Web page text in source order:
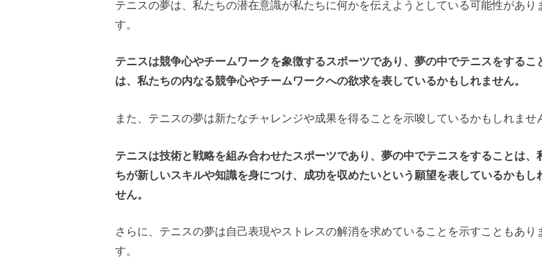
テニスの夢は、私たちの潜在意識が私たちに何かを伝えようとしている可能性があり
す。
テニスは競争心やチームワークを象徴するスポーツであり、夢の中でテニスをするこ
は、私たちの内なる競争心やチームワークへの欲求を表しているかもしれません。
また、テニスの夢は新たなチャレンジや成果を得ることを示唆しているかもしれませ
テニスは技術と戦略を組み合わせたスポーツであり、夢の中でテニスをすることは、
ちが新しいスキルや知識を身につけ、成功を収めたいという願望を表しているかもし
せん。
さらに、テニスの夢は自己表現やストレスの解消を求めていることを示すこともあり
す。